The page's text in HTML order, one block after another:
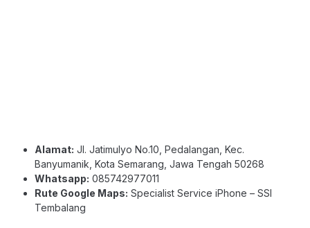
Alamat: Jl. Jatimulyo No.10, Pedalangan, Kec.
Banyumanik, Kota Semarang, Jawa Tengah 50268
Whatsapp: 085742977011
Rute Google Maps: Specialist Service iPhone – SSI
Tembalang